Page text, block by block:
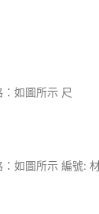
如圖所示 尺
如圖所示 編號: